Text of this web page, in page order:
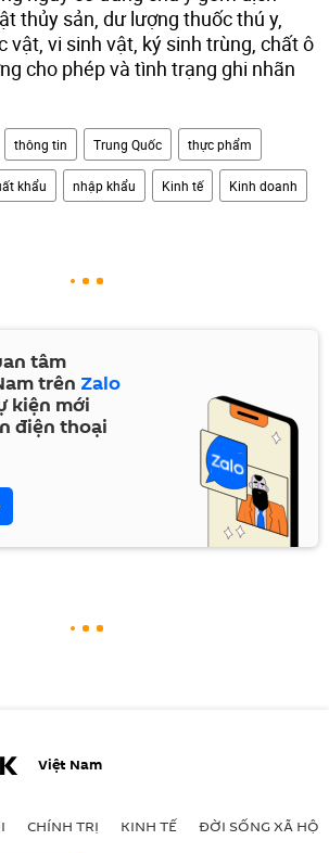
thủy sản, dư lượng thuốc thú y,
vật, vi sinh vật, ký sinh trùng, chất ô
cho phép và tình trạng ghi nhãn
thông tin Trung Quốc thực phẩm
khẩu nhập khẩu Kinh tế Kinh doanh
tâm
trên Zalo
kiện mới
điện thoại
Việt Nam
CHÍNH TRỊ KINH TẾ ĐỜI SỐNG XÃ HỘI